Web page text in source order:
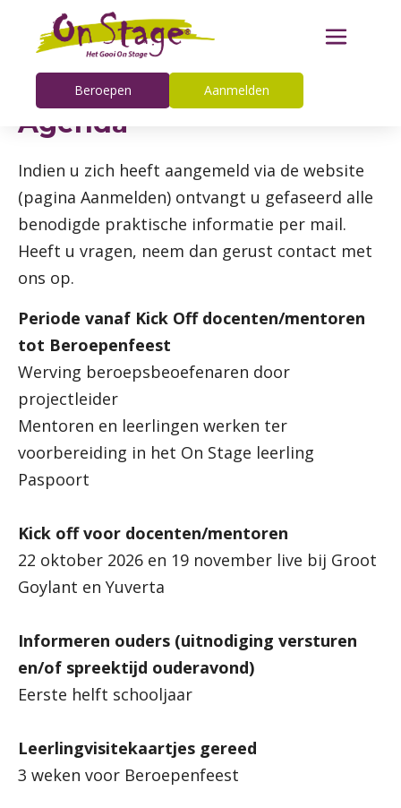
Beroepen Aanmelden
Agenda
Indien u zich heeft aangemeld via de website
(pagina Aanmelden) ontvangt u gefaseerd alle
benodigde praktische informatie per mail.
Heeft u vragen, neem dan gerust contact met
ons op.
Periode vanaf Kick Off docenten/mentoren
tot Beroepenfeest
Werving beroepsbeoefenaren door
projectleider
Mentoren en leerlingen werken ter
voorbereiding in het On Stage leerling
Paspoort
Kick off voor docenten/mentoren
22 oktober 2026 en 19 november live bij Groot
Goylant en Yuverta
Informeren ouders (uitnodiging versturen
en/of spreektijd ouderavond)
Eerste helft schooljaar
Leerlingvisitekaartjes gereed
3 weken voor Beroepenfeest